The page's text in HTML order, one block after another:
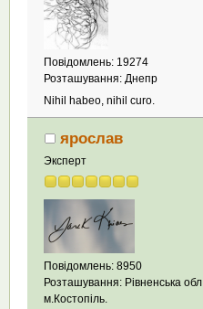
Повідомлень: 19274
Розташування: Днепр
Nihil habeo, nihil curo.
ярослав
Эксперт
Повідомлень: 8950
Розташування: Рівненська обл.,
м.Костопіль.